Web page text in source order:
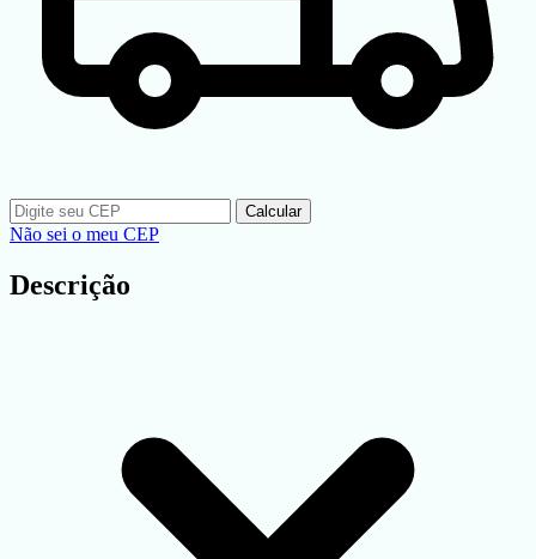
Calcular
Não sei o meu CEP
Descrição